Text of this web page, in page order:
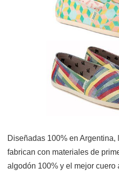
Diseñadas 100% en Argentina,
fabrican con materiales de
algodón 100% y el mejor cuero